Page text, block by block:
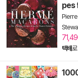
pes
택배